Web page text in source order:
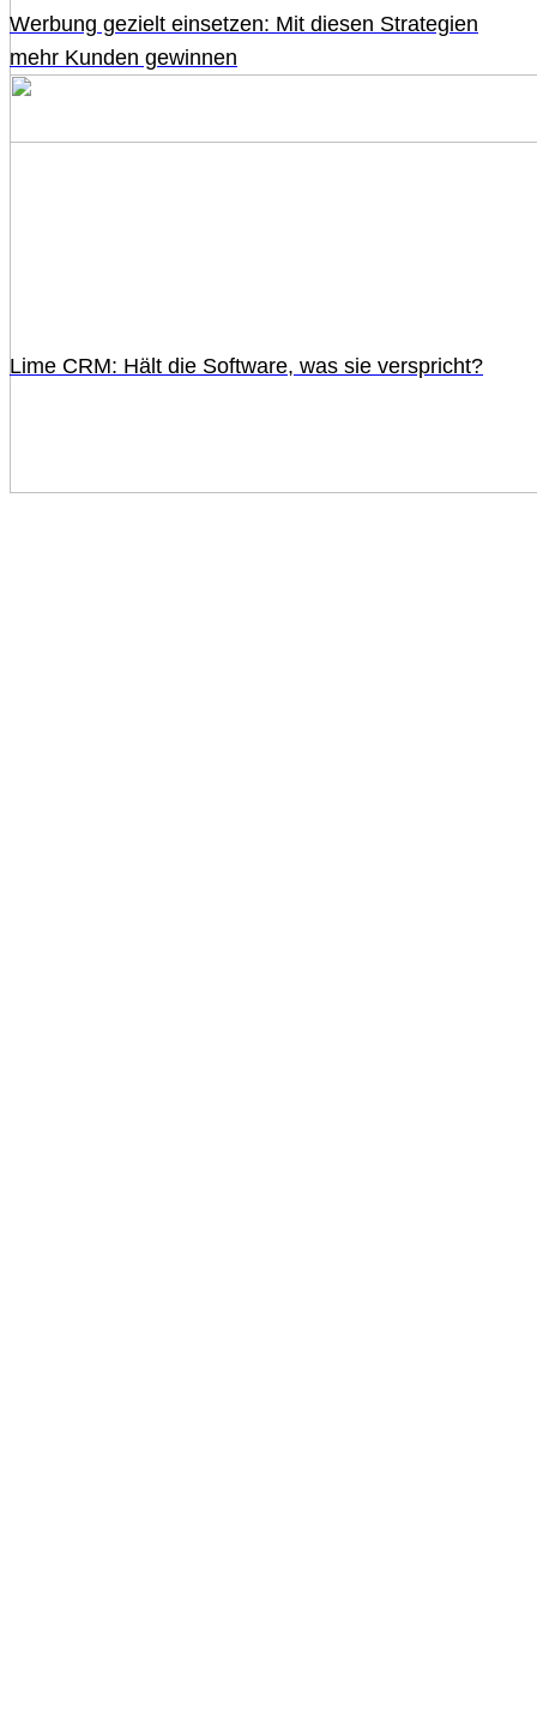
Werbung gezielt einsetzen: Mit diesen Strategien
mehr Kunden gewinnen
Lime CRM: Hält die Software, was sie verspricht?